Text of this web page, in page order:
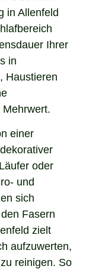
in Allenfeld
Ihrer
in
Haustieren
einer
oder
und
sich
Fasern
zielt
aufzuwerten,
reinigen. So